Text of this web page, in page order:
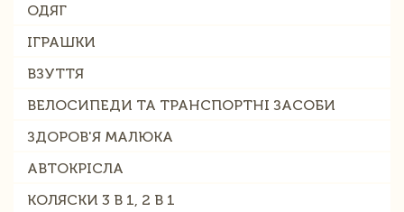
ОДЯГ
ІГРАШКИ
ВЗУТТЯ
ВЕЛОСИПЕДИ ТА ТРАНСПОРТНІ ЗАСОБИ
ЗДОРОВ'Я МАЛЮКА
АВТОКРІСЛА
КОЛЯСКИ 3 В 1, 2 В 1